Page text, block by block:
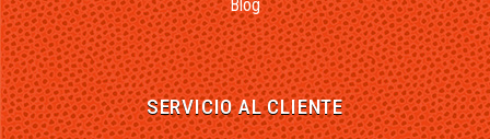
Blog
SERVICIO AL CLIENTE